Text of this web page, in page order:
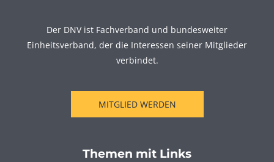
Der DNV ist Fachverband und bundesweiter
Einheitsverband, der die Interessen seiner Mitglieder
verbindet.
MITGLIED WERDEN
Themen mit Links